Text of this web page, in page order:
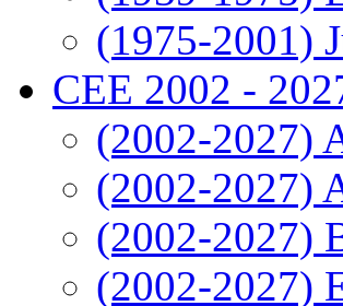
(1975-2001)
CEE 2002 -
(2002-2027)
(2002-2027)
(2002-2027)
(2002-2027)